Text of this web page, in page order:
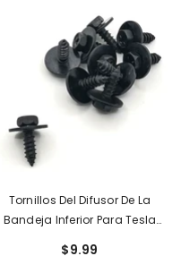
Tornillos Del Difusor De La
Bandeja Inferior Para Tesla
$9.99